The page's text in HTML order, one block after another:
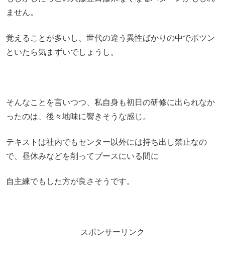
ません。
覚えることが多いし、世代の違う異性ばかりの中でポツン
といたら気まずいでしょうし。
そんなことを言いつつ、私自身も初日の研修に出られなか
ったのは、後々地味に響きそうな感じ。
テキストは社内でもセンター以外には持ち出し禁止なの
で、昼休みなどを削ってブースにいる間に
自主練でもした方が良さそうです。
スポンサーリンク